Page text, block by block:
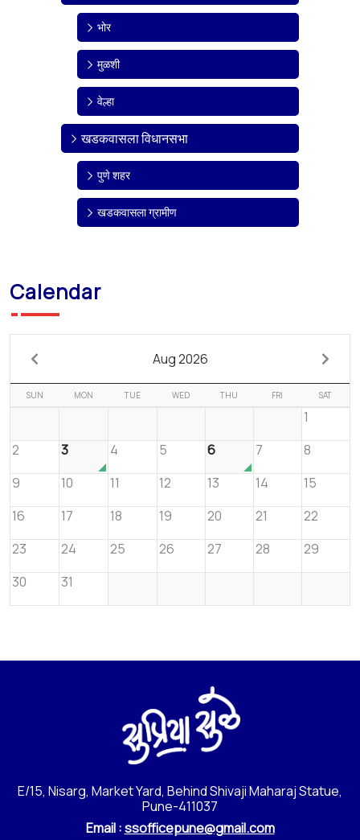
भोर
मुळशी
वेल्हा
खडकवासला विधानसभा
पुणे शहर
खडकवासला ग्रामीण
Calendar
Aug 2026
SUN MON TUE WED THU FRI SAT
1
2
3 4 5 6 7
8
9
10 11 12 13 14
15
16
17 18 19 20 21
22
23
24 25 26 27 28
29
30
31
E/15, Nisarg, Market Yard, Behind Shivaji Maharaj Statue,
Pune-411037
Email :ssofficepune@gmail.com